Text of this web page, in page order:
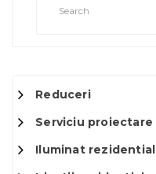
Reduceri
Serviciu proiectare
Iluminat rezidential